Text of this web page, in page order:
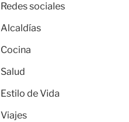
Redes sociales
Alcaldías
Cocina
Salud
Estilo de Vida
Viajes